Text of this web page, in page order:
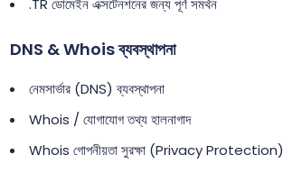
.TR ডোমেইন এক্সটেনশনের জন্য পূর্ণ সমর্থন
DNS & Whois ব্যবস্থাপনা
নেমসার্ভার (DNS) ব্যবস্থাপনা
Whois / যোগাযোগ তথ্য হালনাগাদ
Whois গোপনীয়তা সুরক্ষা (Privacy Protection)